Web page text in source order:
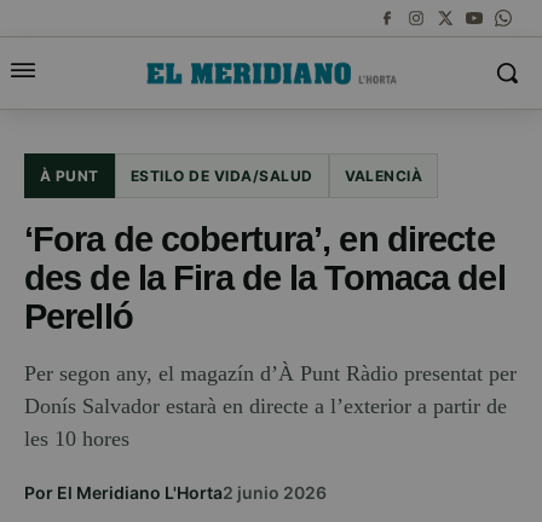
À PUNT ESTILO DE VIDA/SALUD VALENCIÀ
‘Fora de cobertura’, en directe
des de la Fira de la Tomaca del
Perelló
Per segon any, el magazín d’À Punt Ràdio presentat per
Donís Salvador estarà en directe a l’exterior a partir de
les 10 hores
Por El Meridiano L'Horta2 junio 2026